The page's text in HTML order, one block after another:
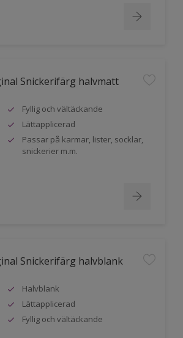
Snickerifärg halvmatt
Fyllig och vältäckande
Lättapplicerad
Passar på karmar, lister, socklar,
snickerier m.m.
Snickerifärg halvblank
Halvblank
Lättapplicerad
Fyllig och vältäckande